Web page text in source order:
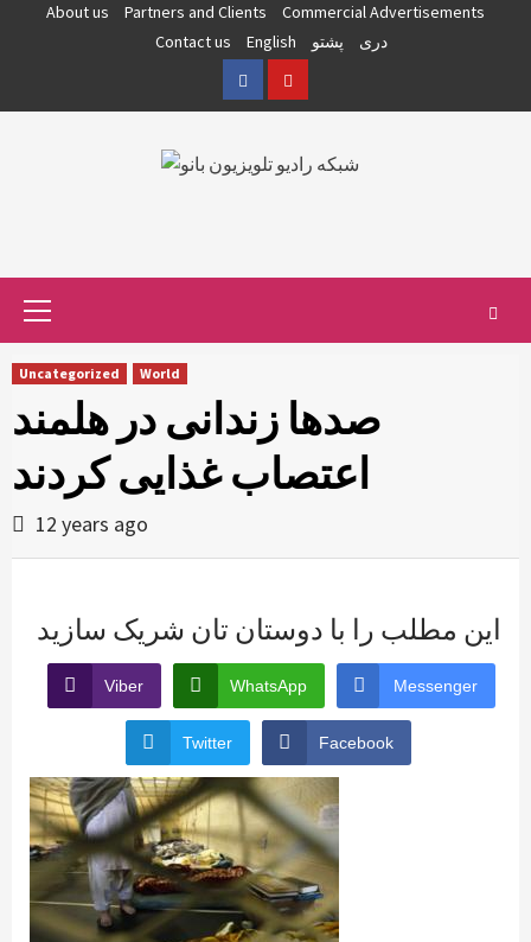
About us Partners and Clients
Commercial Advertisements
Contact us
English پشتو
دری
FacebookYouTube
Uncategorized World
صدها زندانی در هلمند
اعتصاب غذایی کردند
12 years ago
این مطلب را با دوستان تان شریک سازید
Viber WhatsApp Messenger
Twitter Facebook